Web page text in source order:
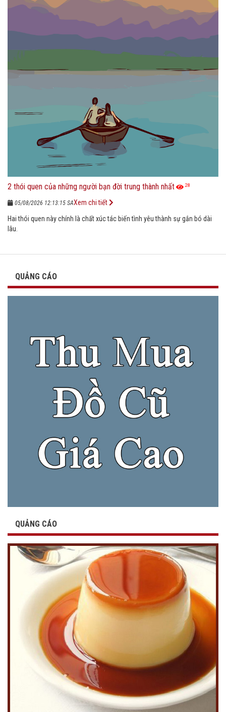
2 thói quen của những người bạn đời trung thành nhất 28
05/08/2026 12:13:15 SA
Hai thói quen này chính là chất xúc tác biến tình yêu thành sự gắn bó dài
lâu.
Xem chi tiết
QUẢNG CÁO
QUẢNG CÁO